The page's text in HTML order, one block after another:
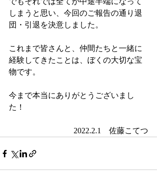
しまうと思い、今回のご報告の通り退
団・引退を決意しました。
これまで皆さんと、仲間たちと一緒に
経験してきたことは、ぼくの大切な宝
物です。
今まで本当にありがとうございまし
た！
2022.2.1　佐藤こてつ